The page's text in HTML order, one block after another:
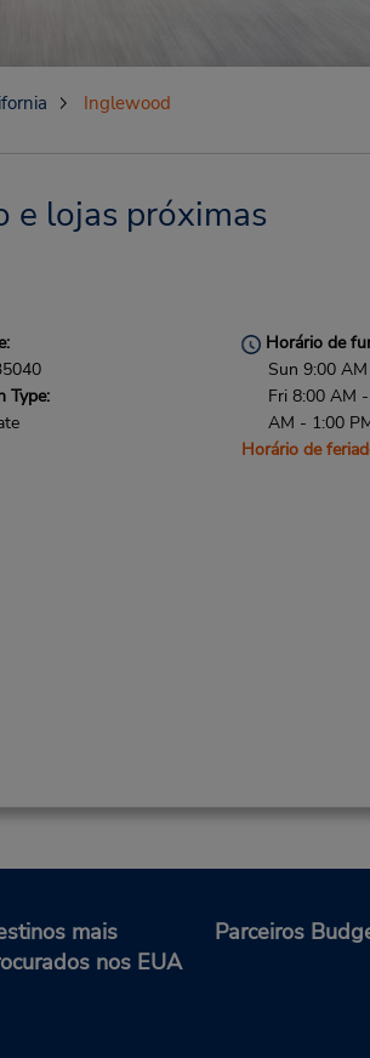
Inglewood
e lojas próximas
Type:
Horário de
Sun 9:00
Fri 8:00 AM
AM - 1:00
Horário de
mais
nos EUA
Parceiros